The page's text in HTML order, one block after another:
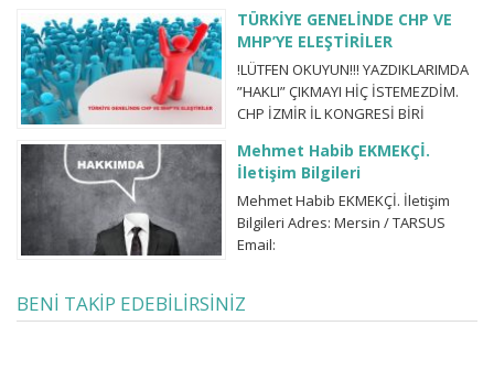
sevdiklerinizin sağlıklı
yaşayabilmesi için, videomuzu
lütfen sosyal medya
hesaplarınızda paylaşmayı ihmal
etmeyin.
güncel hukukî sorunlarınıza bir
nebze ışık tutabilmişizdir.
TÜRKİYE GENELİNDE CHP VE
MHP’YE ELEŞTİRİLER
!LÜTFEN OKUYUN!!! YAZDIKLARIMDA
”HAKLI” ÇIKMAYI HİÇ İSTEMEZDİM.
CHP İZMİR İL KONGRESİ BİRİ
SEVİLEN MİLLETVEKİLİ. DÜŞTÜKLERİ
VE CHP’Nİ DÜŞÜRDÜKLERİ DURUMA
BAKIN. ‘Bizler önemli işler yapmak
için uğraşırken, şimdikiler sadece
önemli olmak için
ÜZERİNDEN, TÜRKİYE GENELİNDE
Mehmet Habib EKMEKÇİ.
İletişim Bilgileri
Mehmet Habib EKMEKÇİ. İletişim
Bilgileri Adres: Mersin / TARSUS
Email:
https://www.facebook.com/
BENİ TAKİP EDEBİLİRSİNİZ